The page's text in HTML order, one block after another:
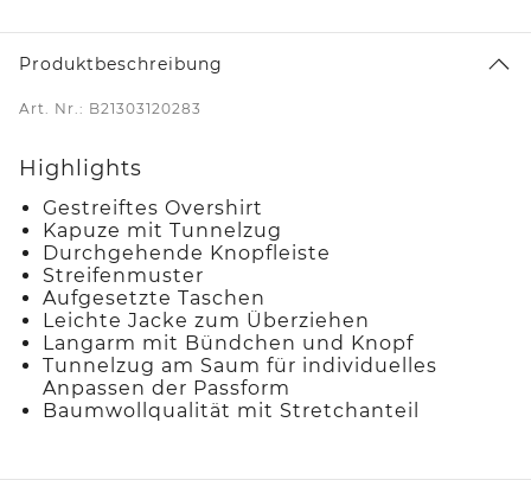
Produktbeschreibung
Art. Nr.: B21303120283
Highlights
Gestreiftes Overshirt
Kapuze mit Tunnelzug
Durchgehende Knopfleiste
Streifenmuster
Aufgesetzte Taschen
Leichte Jacke zum Überziehen
Langarm mit Bündchen und Knopf
Tunnelzug am Saum für individuelles
Anpassen der Passform
Baumwollqualität mit Stretchanteil